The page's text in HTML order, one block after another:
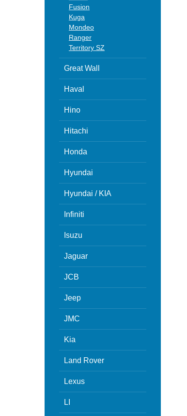
Fusion
Kuga
Mondeo
Ranger
Territory SZ
Great Wall
Haval
Hino
Hitachi
Honda
Hyundai
Hyundai / KIA
Infiniti
Isuzu
Jaguar
JCB
Jeep
JMC
Kia
Land Rover
Lexus
LI